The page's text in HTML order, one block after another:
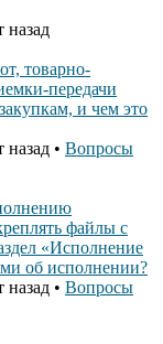
назад
товарно-
передачи
и чем это
назад • Вопросы
файлы с
«Исполнение
об исполнении?
назад • Вопросы